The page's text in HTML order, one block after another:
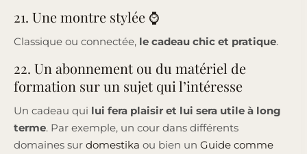
21. Une montre stylée ⌚
Classique ou connectée, le cadeau chic et pratique.
22. Un abonnement ou du matériel de
formation sur un sujet qui l’intéresse
Un cadeau qui lui fera plaisir et lui sera utile à long
terme. Par exemple, un cour dans différents
domaines sur domestika ou bien un Guide comme